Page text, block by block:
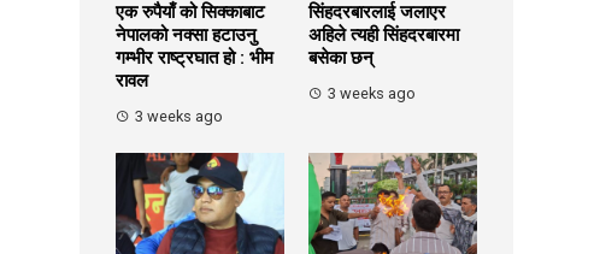
एक रुपैयाँ को सिक्काबाट
नेपालको नक्सा हटाउनु
गम्भीर राष्ट्रघात हो : भीम
रावल
3 weeks ago
सिंहदरबारलाई जलाएर
अहिले त्यही सिंहदरबारमा
बसेका छन्
3 weeks ago